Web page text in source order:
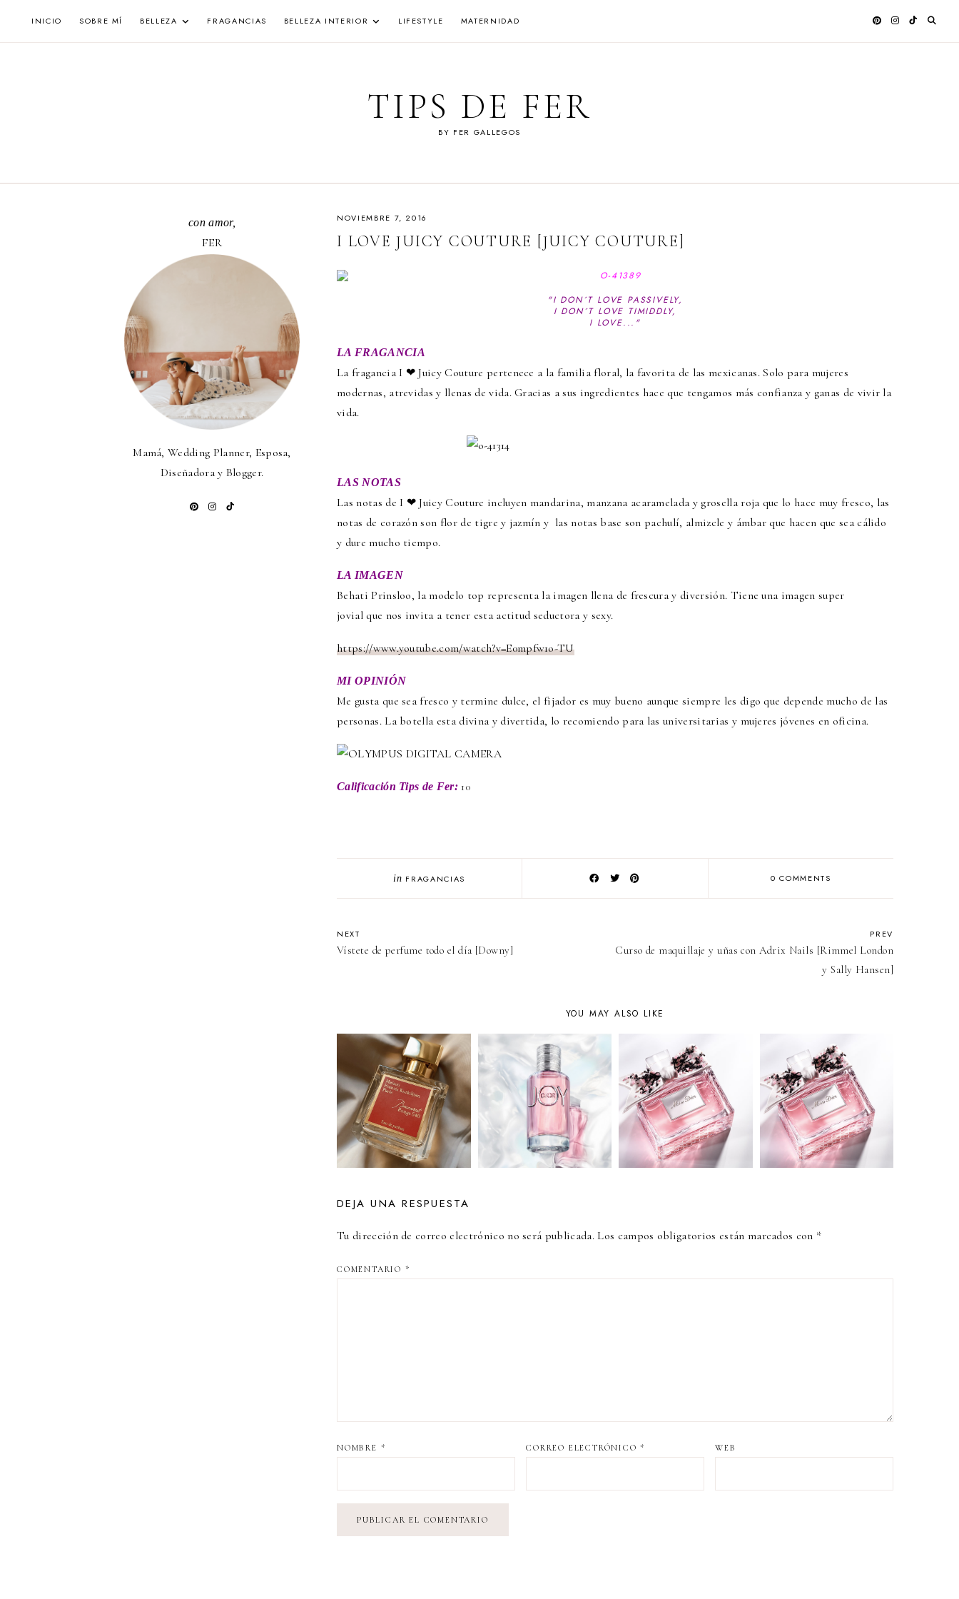
INICIO SOBRE MÍ BELLEZA FRAGANCIAS BELLEZA INTERIOR LIFESTYLE MATERNIDAD
TIPS DE FER
BY FER GALLEGOS
NOVIEMBRE 7, 2016
I LOVE JUICY COUTURE [JUICY COUTURE]
"I DON´T LOVE PASSIVELY,
I DON´T LOVE TIMIDDLY,
I LOVE..."
LA FRAGANCIA
La fragancia I ❤ Juicy Couture pertenece a la familia floral, la favorita de las mexicanas. Solo para mujeres
modernas, atrevidas y llenas de vida. Gracias a sus ingredientes hace que tengamos más confianza y ganas de vivir la
vida.
LAS NOTAS
Las notas de I ❤ Juicy Couture incluyen mandarina, manzana acaramelada y grosella roja que lo hace muy fresco, las
notas de corazón son flor de tigre y jazmín y las notas base son pachulí, almizcle y ámbar que hacen que sea cálido
y dure mucho tiempo.
LA IMAGEN
Behati Prinsloo, la modelo top representa la imagen llena de frescura y diversión. Tiene una imagen super
jovial que nos invita a tener esta actitud seductora y sexy.
https://www.youtube.com/watch?v=E0mpfw1o-TU
MI OPINIÓN
Me gusta que sea fresco y termine dulce, el fijador es muy bueno aunque siempre les digo que depende mucho de las
personas. La botella esta divina y divertida, lo recomiendo para las universitarias y mujeres jóvenes en oficina.
Calificación Tips de Fer: 10
in FRAGANCIAS 0 COMMENTS
NEXT
Vístete de perfume todo el día [Downy]
PREV
Curso de maquillaje y uñas con Adrix Nails [Rimmel London
y Sally Hansen]
YOU MAY ALSO LIKE
DEJA UNA RESPUESTA
Tu dirección de correo electrónico no será publicada. Los campos obligatorios están marcados con *
COMENTARIO *
NOMBRE * CORREO ELECTRÓNICO* WEB
con amor,
FER
Mamá, Wedding Planner, Esposa,
Diseñadora y Blogger.